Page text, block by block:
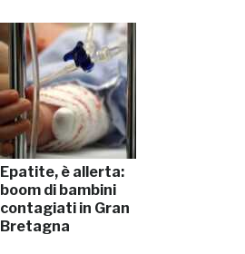
Epatite, è allerta:
boom di bambini
contagiati in Gran
Bretagna